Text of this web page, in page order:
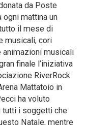
da Poste
ogni mattina un
il mese di
musicali, cori
animazioni musicali
finale l’iniziativa
RiverRock
Mattatoio in
ha voluto
tutti i soggetti che
Natale, mentre